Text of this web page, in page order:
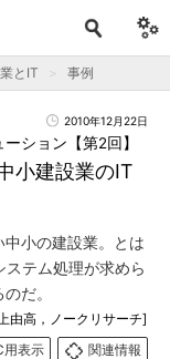
とIT 事例
2010年12月22日
小建設業のIT
ション【第2回】
小の建設業。とは
テム処理が求めら
だ。
由高，ノークリサーチ]
用表示
関連情報